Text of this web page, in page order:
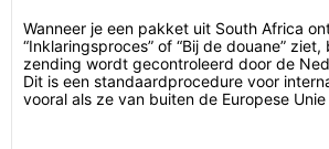
Wanneer je een pakket uit South Africa
“Inklaringsproces” of “Bij de douane”
zending wordt gecontroleerd door de
Dit is een standaardprocedure voor
vooral als ze van buiten de Europese Unie